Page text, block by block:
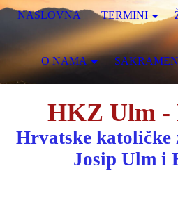
HKZ Ulm -
Hrvatske katoličke
Josip Ulm i
NASLOVNA TERMINI
O NAMA